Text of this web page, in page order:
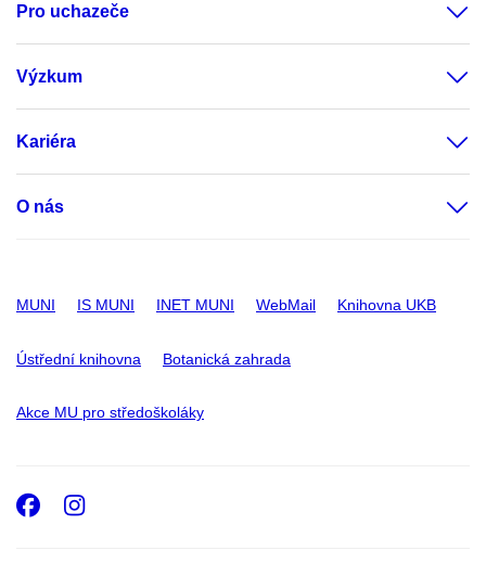
Pro uchazeče
Výzkum
Kariéra
O nás
MUNI IS MUNI INET MUNI WebMail Knihovna UKB
Ústřední knihovna Botanická zahrada
Akce MU pro středoškoláky
Facebook
Instagram